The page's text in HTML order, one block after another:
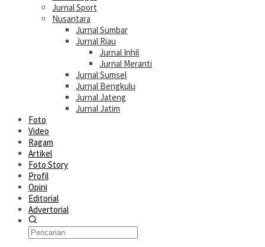
Jurnal Sport
Nusantara
Jurnal Sumbar
Jurnal Riau
Jurnal Inhil
Jurnal Meranti
Jurnal Sumsel
Jurnal Bengkulu
Jurnal Jateng
Jurnal Jatim
Foto
Video
Ragam
Artikel
Foto Story
Profil
Opini
Editorial
Advertorial